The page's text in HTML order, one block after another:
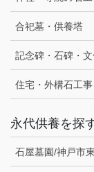
合祀墓・供養塔
記念碑・石碑・
住宅・外構石工事
永代供養を探
石屋墓園/神戸市